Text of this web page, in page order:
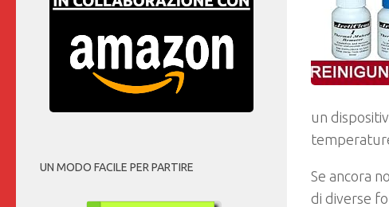
un
Se ancora
di diverse
UN MODO FACILE PER PARTIRE